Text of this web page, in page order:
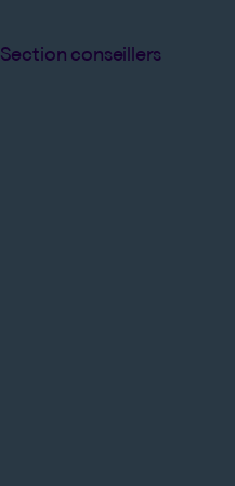
Section conseillers